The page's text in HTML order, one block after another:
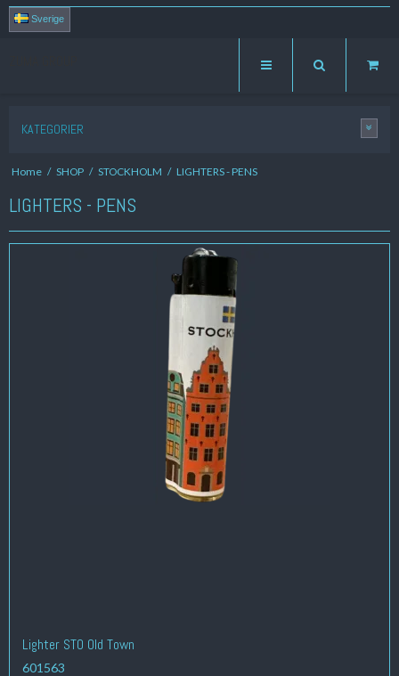
Sverige
KATEGORIER
Home / SHOP / STOCKHOLM / LIGHTERS - PENS
LIGHTERS - PENS
Lighter STO Old Town
601563